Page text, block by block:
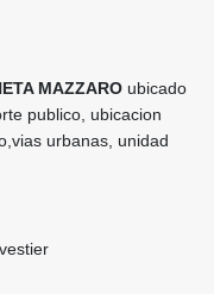
MAZZARO ubicado
publico, ubicacion
urbanas, unidad